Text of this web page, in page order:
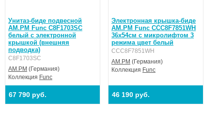
Унитаз-биде подвесной
AM.PM Func C8F1703SC
белый c электронной
крышкой (внешняя
подводка)
C8F1703SC
AM.PM (Германия)
Коллекция Func
67 790 руб.
Электронная крышка-биде
AM.PM Func CCC8F7851WH
36x54см с микролифтом 3
режима цвет белый
CCC8F7851WH
AM.PM (Германия)
Коллекция Func
46 190 руб.